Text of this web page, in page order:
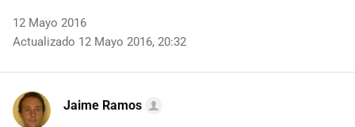
12 Mayo 2016
Actualizado 12 Mayo 2016, 20:32
Jaime Ramos